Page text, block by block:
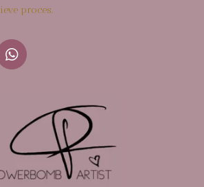
proces.
W
h
A
p
p